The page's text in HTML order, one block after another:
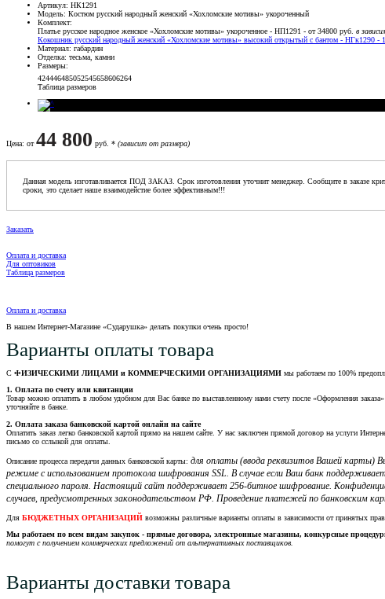
Артикул: НК1291
Модель: Костюм русский народный женский «Хохломские мотивы» укороченный
Комплект:
Платье русское народное женское «Хохломские мотивы» укороченное - НП1291 - от 34800 руб. в
Кокошник русский народный женский «Хохломские мотивы» высокий открытый с бантом - НГк1290 -
Материал: габардин
Отделка: тесьма, камни
Размеры:
424446485052545658606264
Таблица размеров
Цена: от44 800 руб. * (зависит от размера)
Данная модель изготавливается ПОД ЗАКАЗ. Срок изготовления уточнит менеджер. Сообщите в заказе
сроки, это сделает наше взаимодейстие более эффективным!!!
Заказать
Оплата и доставка
Для оптовиков
Таблица размеров
Оплата и доставка
В нашем Интернет-Магазине «Сударушка» делать покупки очень просто!
Варианты оплаты товара
С ФИЗИЧЕСКИМИ ЛИЦАМИ и КОММЕРЧЕСКИМИ ОРГАНИЗАЦИЯМИ мы работаем по 100%
1. Оплата по счету или квитанции
Товар можно оплатить в любом удобном для Вас банке по выставленному нами счету после «Оформления
уточняйте в банке.
2. Оплата заказа банковской картой онлайн на сайте
Оплатить заказ легко банковской картой прямо на нашем сайте. У нас заключен прямой договор на услуги
письмо со сслыкой для оплаты.
Описание процесса передачи данных банковской карты: для оплаты (ввода реквизитов Вашей карты)
режиме с использованием протокола шифрования SSL. В случае если Ваш банк
специального пароля. Настоящий сайт поддерживает 256-битное шифрование.
случаев, предусмотренных законодательством РФ. Проведение платежей по
Для БЮДЖЕТНЫХ ОРГАНИЗАЦИЙ возможны различные варианты оплаты в зависимости от принятых
Мы работаем по всем видам закупок - прямые договора, электронные магазины, конкурсные
помогут с получением коммерческих предложений от альтернативных поставщиков.
Варианты доставки товара